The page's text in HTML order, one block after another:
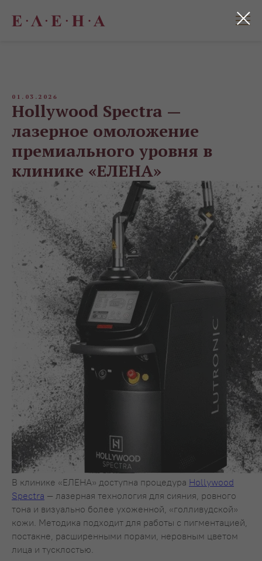
01.03.2026
Hollywood Spectra —
лазерное омоложение
премиального уровня в
клинике «ЕЛЕНА»
В клинике «ЕЛЕНА» доступна процедура Hollywood
Spectra — лазерная технология для сияния, ровного
тона и визуально более ухоженной, «голливудской»
кожи. Методика подходит для работы с пигментацией,
постакне, расширенными порами, неровным цветом
лица и тусклостью.